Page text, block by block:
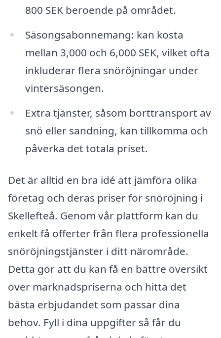
800 SEK beroende på området.
Säsongsabonnemang: kan kosta
mellan 3,000 och 6,000 SEK, vilket ofta
inkluderar flera snöröjningar under
vintersäsongen.
Extra tjänster, såsom borttransport av
snö eller sandning, kan tillkomma och
påverka det totala priset.
Det är alltid en bra idé att jämföra olika
företag och deras priser för snöröjning i
Skellefteå. Genom vår plattform kan du
enkelt få offerter från flera professionella
snöröjningstjänster i ditt närområde.
Detta gör att du kan få en bättre översikt
över marknadspriserna och hitta det
bästa erbjudandet som passar dina
behov. Fyll i dina uppgifter så får du